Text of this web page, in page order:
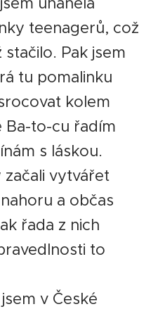
teenagerů, což
Pak jsem
tu pomalinku
kolem
Ba-to-cu řadím
s láskou.
vytvářet
a občas
řada z nich
to
v České